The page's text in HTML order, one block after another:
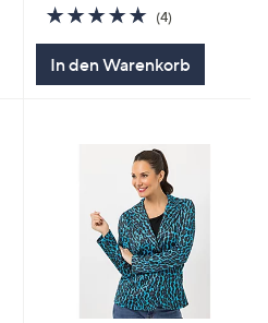
4.8
von
(4)
In den Warenkorb